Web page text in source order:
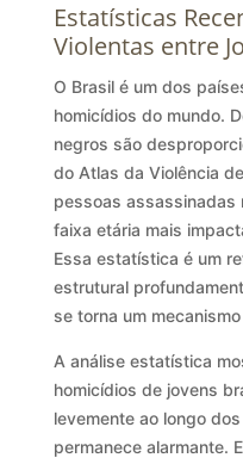
Estatísticas
Violentas entre
O Brasil é um dos
homicídios do mundo.
negros são
do Atlas da Violência
pessoas assassinadas
faixa etária mais
Essa estatística é um
estrutural
se torna um
A análise estatística
homicídios de jovens
levemente ao longo
permanece alarmante.